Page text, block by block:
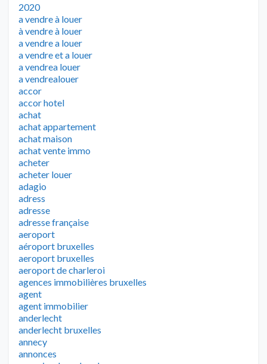
2020
a vendre à louer
à vendre à louer
a vendre a louer
a vendre et a louer
a vendrea louer
a vendrealouer
accor
accor hotel
achat
achat appartement
achat maison
achat vente immo
acheter
acheter louer
adagio
adress
adresse
adresse française
aeroport
aéroport bruxelles
aeroport bruxelles
aeroport de charleroi
agences immobilières bruxelles
agent
agent immobilier
anderlecht
anderlecht bruxelles
annecy
annonces